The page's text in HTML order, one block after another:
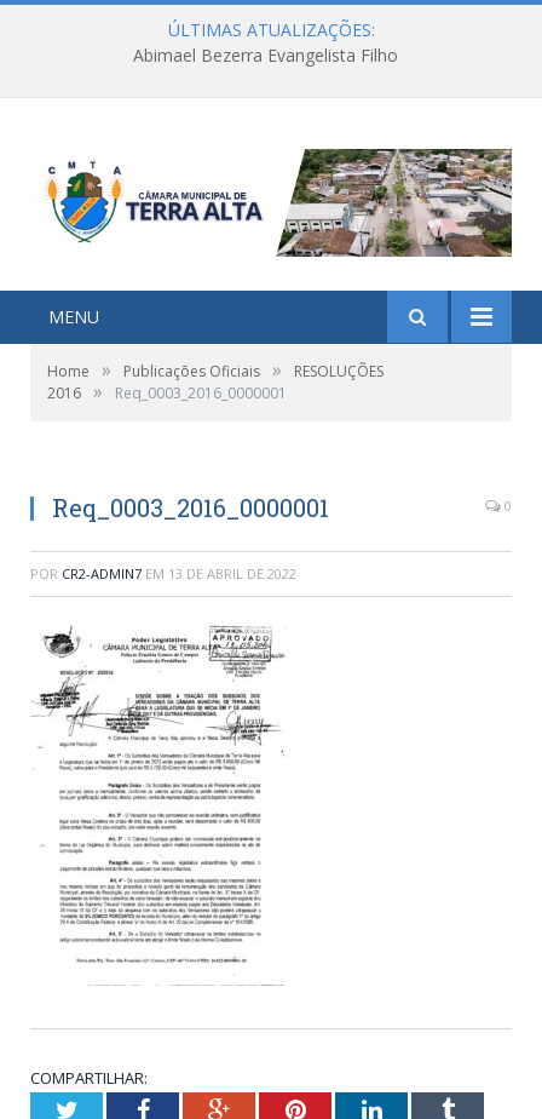
ÚLTIMAS ATUALIZAÇÕES:
Abimael Bezerra Evangelista Filho
MENU
Home » Publicações Oficiais »
RESOLUÇÕES
2016 » Req_0003_2016_0000001
Req_0003_2016_0000001 0
POR CR2-ADMIN7 EM 13 DE ABRIL DE 2022
COMPARTILHAR:
TwitterFacebookGoogle+PinterestLinkedInTumblr